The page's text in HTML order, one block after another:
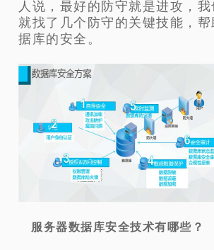
人说，最好的防守就是进攻，我
就找了几个防守的关键技能，
据库的安全。
服务器数据库安全技术有哪些？